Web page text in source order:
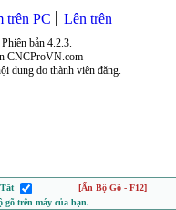
trên PC Lên trên
bản 4.2.3.
CNCProVN.com
dung do thành viên đăng.
Tắt
[Ẩn Bộ Gõ - F12]
trên máy của bạn.